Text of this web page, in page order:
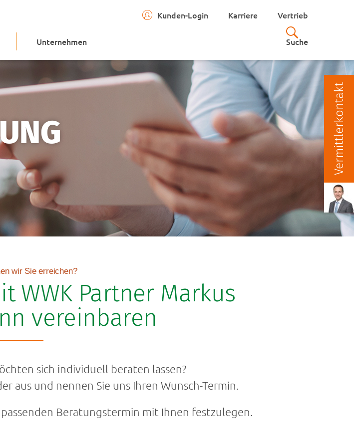
Unternehmen
Kunden-Login Karriere Vertrieb
Suche
WWK Partner Markus
vereinbaren
wir Sie erreichen?
sich individuell beraten lassen?
aus und nennen Sie uns Ihren Wunsch-Termin.
Beratungstermin mit Ihnen festzulegen.
Vermittlerkontakt